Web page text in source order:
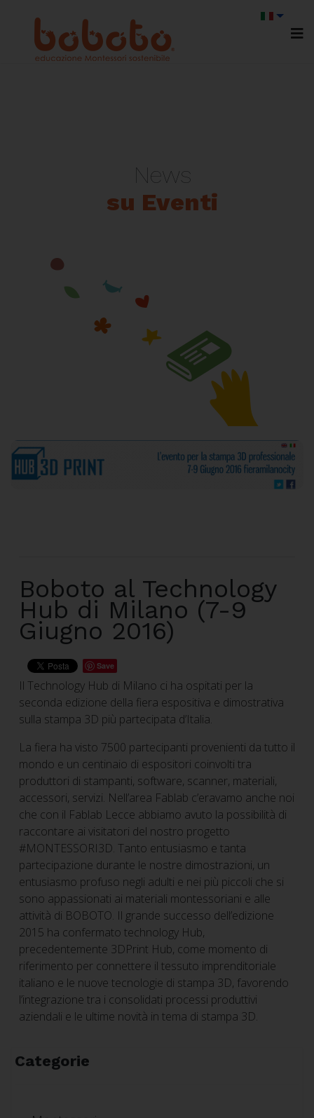
News
su Eventi
Boboto al Technology
Hub di Milano (7-9
Giugno 2016)
Save
Il Technology Hub di Milano ci ha ospitati per la
seconda edizione della fiera espositiva e dimostrativa
sulla stampa 3D più partecipata d’Italia.
La fiera ha visto 7500 partecipanti provenienti da tutto il
mondo e un centinaio di espositori coinvolti tra
produttori di stampanti, software, scanner, materiali,
accessori, servizi. Nell’area Fablab c’eravamo anche noi
che con il Fablab Lecce abbiamo avuto la possibilità di
raccontare ai visitatori del nostro progetto
#MONTESSORI3D. Tanto entusiasmo e tanta
partecipazione durante le nostre dimostrazioni, un
entusiasmo profuso negli adulti e nei più piccoli che si
sono appassionati ai materiali montessoriani e alle
attività di BOBOTO. Il grande successo dell’edizione
2015 ha confermato technology Hub,
precedentemente 3DPrint Hub, come momento di
riferimento per connettere il tessuto imprenditoriale
italiano e le nuove tecnologie di stampa 3D, favorendo
l’integrazione tra i consolidati processi produttivi
aziendali e le ultime novità in tema di stampa 3D.
Categorie